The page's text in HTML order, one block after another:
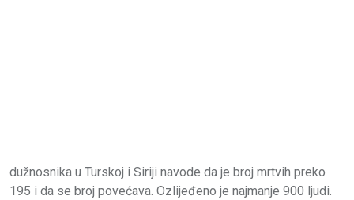
dužnosnika u Turskoj i Siriji navode da je broj mrtvih preko
195 i da se broj povećava. Ozlijeđeno je najmanje 900 ljudi.